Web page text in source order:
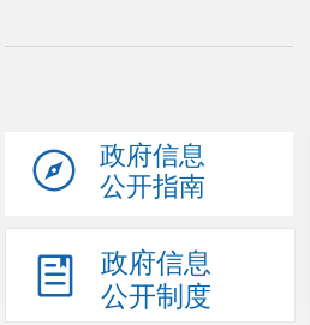
政府信息
公开指南
政府信息
公开制度